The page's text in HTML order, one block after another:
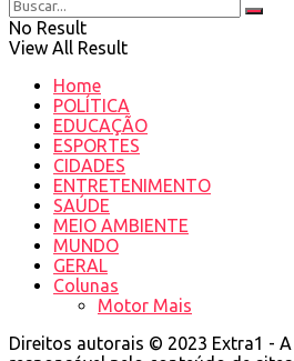
No Result
View All Result
Home
POLÍTICA
EDUCAÇÃO
ESPORTES
CIDADES
ENTRETENIMENTO
SAÚDE
MEIO AMBIENTE
MUNDO
GERAL
Colunas
Motor Mais
Direitos autorais © 2023 Extra1 -